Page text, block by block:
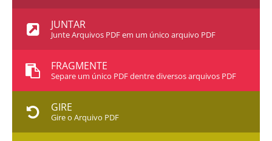
JUNTAR
Junte Arquivos PDF em um único arquivo PDF
FRAGMENTE
Separe um único PDF dentre diversos arquivos PDF
GIRE
Gire o Arquivo PDF